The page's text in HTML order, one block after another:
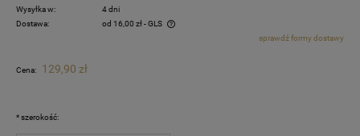
Wysyłka w:
4 dni
Dostawa:
od 16,00 zł- GLS
Cena nie zawiera ewentualnych kosztów płatnościsprawdź formy dostawy
Cena: 129,90 zł
*szerokość: